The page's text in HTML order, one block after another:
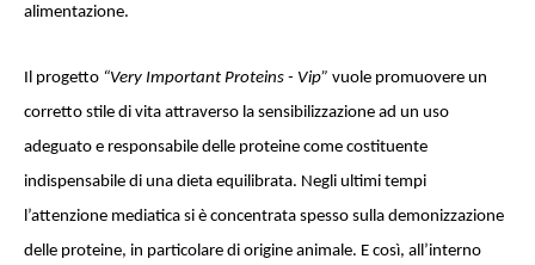
alimentazione.
Il progetto “Very Important Proteins - Vip” vuole promuovere un
corretto stile di vita attraverso la sensibilizzazione ad un uso
adeguato e responsabile delle proteine come costituente
indispensabile di una dieta equilibrata. Negli ultimi tempi
l’attenzione mediatica si è concentrata spesso sulla demonizzazione
delle proteine, in particolare di origine animale. E così, all’interno